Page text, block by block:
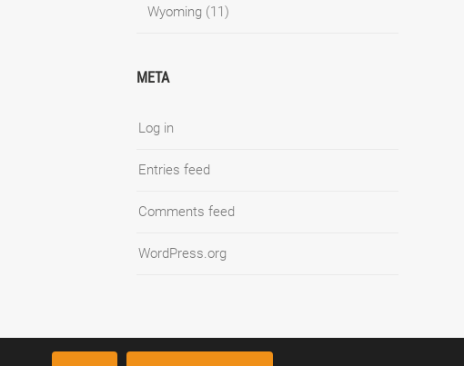
Wyoming (11)
META
Log in
Entries feed
Comments feed
WordPress.org